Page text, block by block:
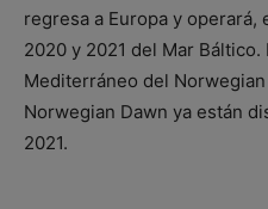
regresa a Europa y operará,
2020 y 2021 del Mar Báltico.
Mediterráneo del
Norwegian Dawn ya están
2021.